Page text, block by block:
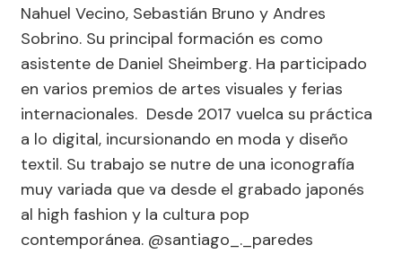
Nahuel Vecino, Sebastián Bruno y Andres
Sobrino. Su principal formación es como
asistente de Daniel Sheimberg. Ha participado
en varios premios de artes visuales y ferias
internacionales. Desde 2017 vuelca su práctica
a lo digital, incursionando en moda y diseño
textil. Su trabajo se nutre de una iconografía
muy variada que va desde el grabado japonés
al high fashion y la cultura pop
contemporánea. @santiago_._paredes